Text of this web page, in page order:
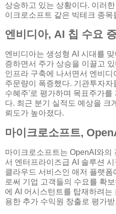
상승하고 있는 상황이다. 이러
이크로소프트 같은 빅테크 종
엔비디아, AI 칩 수요
엔비디아는 생성형 AI 시대를
증하면서 주가 상승을 이끌고
인프라 구축에 나서면서 엔비
주문량이 폭증했다. 기관투자자
수혜주'로 평가하며 목표주가를
다. 최근 분기 실적도 예상을 크
뢰도가 높아졌다.
마이크로소프트,
마이크로소프트는 OpenAI와의
서 엔터프라이즈급 AI 솔루션
클라우드 서비스인 애저 플랫
로써 기업 고객들의 수요를 확
에 AI 어시스턴트를 탑재하려
용한 추가 수익원 창출로 평가